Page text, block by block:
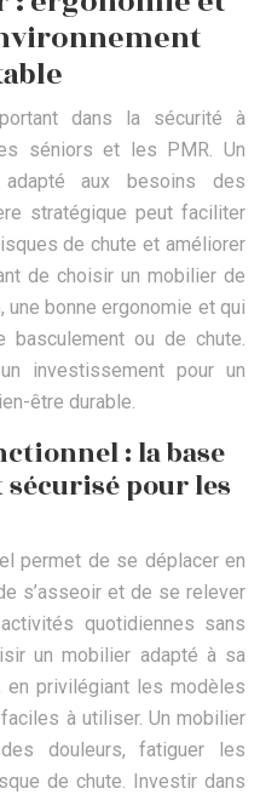
dans la sécurité à
séniors et les PMR. Un
aux besoins des
stratégique peut faciliter
de chute et améliorer
de choisir un mobilier de
bonne ergonomie et qui
ou de chute.
investissement pour un
être durable.
: la base
pour les
permet de se déplacer en
s’asseoir et de se relever
quotidiennes sans
un mobilier adapté à sa
privilégiant les modèles
à utiliser. Un mobilier
douleurs, fatiguer les
de chute. Investir dans